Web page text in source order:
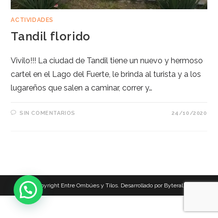
ACTIVIDADES
Tandil florido
Vivilo!!! La ciudad de Tandil tiene un nuevo y hermoso
cartel en el Lago del Fuerte, le brinda al turista y a los
lugareños que salen a caminar, correr y…
SIN COMENTARIOS 24/10/2020
Copyright Entre Ombúes y Tilos. Desarrollado por Byteral.